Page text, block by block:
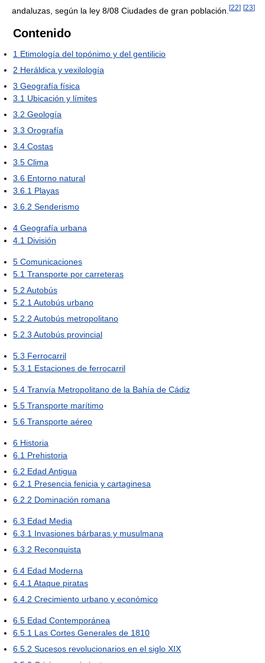
andaluzas, según la ley 8/08 Ciudades de gran población. [22] [23]
Contenido
1 Etimología del topónimo y del gentilicio
2 Heráldica y vexilología
3 Geografía física
3.1 Ubicación y límites
3.2 Geología
3.3 Orografía
3.4 Costas
3.5 Clima
3.6 Entorno natural
3.6.1 Playas
3.6.2 Senderismo
4 Geografía urbana
4.1 División
5 Comunicaciones
5.1 Transporte por carreteras
5.2 Autobús
5.2.1 Autobús urbano
5.2.2 Autobús metropolitano
5.2.3 Autobús provincial
5.3 Ferrocarril
5.3.1 Estaciones de ferrocarril
5.4 Tranvía Metropolitano de la Bahía de Cádiz
5.5 Transporte marítimo
5.6 Transporte aéreo
6 Historia
6.1 Prehistoria
6.2 Edad Antigua
6.2.1 Presencia fenicia y cartaginesa
6.2.2 Dominación romana
6.3 Edad Media
6.3.1 Invasiones bárbaras y musulmana
6.3.2 Reconquista
6.4 Edad Moderna
6.4.1 Ataque piratas
6.4.2 Crecimiento urbano y económico
6.5 Edad Contemporánea
6.5.1 Las Cortes Generales de 1810
6.5.2 Sucesos revolucionarios en el siglo XIX